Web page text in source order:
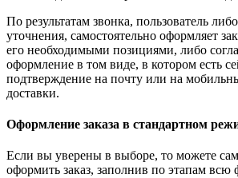
По результатам звонка, пользователь
уточнения, самостоятельно оформляет
его необходимыми позициями, либо
оформление в том виде, в котором есть
подтверждение на почту или на
доставки.
Оформление заказа в стандартном
Если вы уверены в выборе, то можете
оформить заказ, заполнив по этапам всю